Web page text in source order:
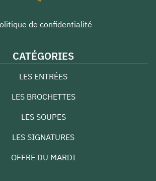
de confidentialité
CATÉGORIES
LES ENTRÉES
LES BROCHETTES
LES SOUPES
LES SIGNATURES
OFFRE DU MARDI